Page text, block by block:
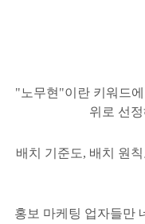
"노무현"이란 키워드
위로 선
배치 기준도, 배치 원
홍보 마케팅 업자들만